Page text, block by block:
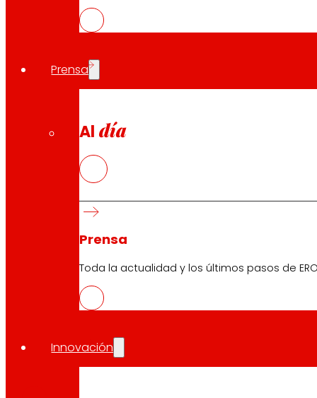
Prensa
Al día
Prensa
Toda la actualidad y los últimos pasos de
Innovación